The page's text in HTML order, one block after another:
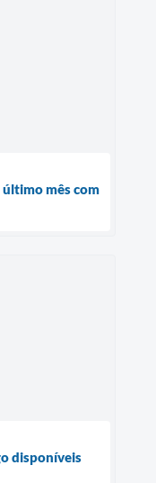
mês com
disponíveis